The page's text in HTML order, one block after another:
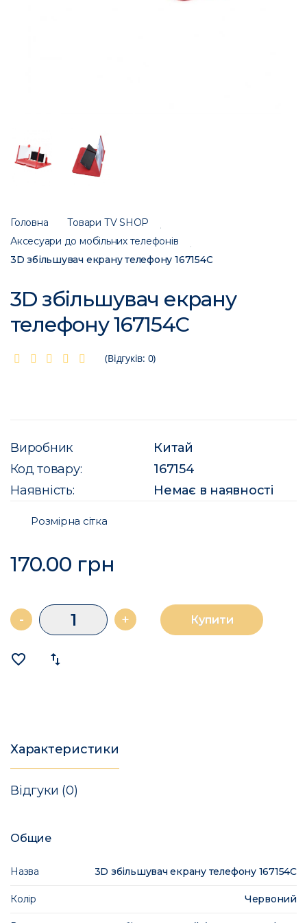
Головна
Товари ТV SHOP
Аксесуари до мобільних телефонів
3D збільшувач екрану телефону 167154C
3D збільшувач екрану
телефону 167154C
(Відгуків: 0)
Виробник
Китай
Код товару:
167154
Наявність:
Немає в наявності
Розмірна сітка
170.00 грн
- + Купити
favorite_border import_export
Характеристики
Відгуки (0)
Общие
Назва 3D збільшувач екрану телефону 167154C
Колір Червоний